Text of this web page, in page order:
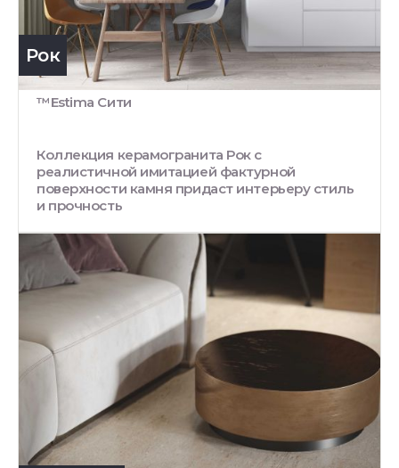
Рок
™Estima Сити
Коллекция керамогранита Рок с
реалистичной имитацией фактурной
поверхности камня придаст интерьеру стиль
и прочность